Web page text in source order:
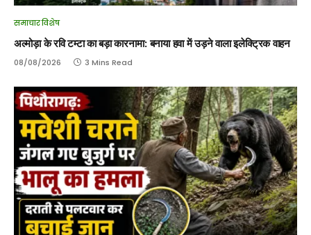
समाचार विशेष
अल्मोड़ा के रवि टम्टा का बड़ा कारनामा: बनाया हवा में उड़ने वाला इलेक्ट्रिक वाहन
08/08/2026 3 Mins Read